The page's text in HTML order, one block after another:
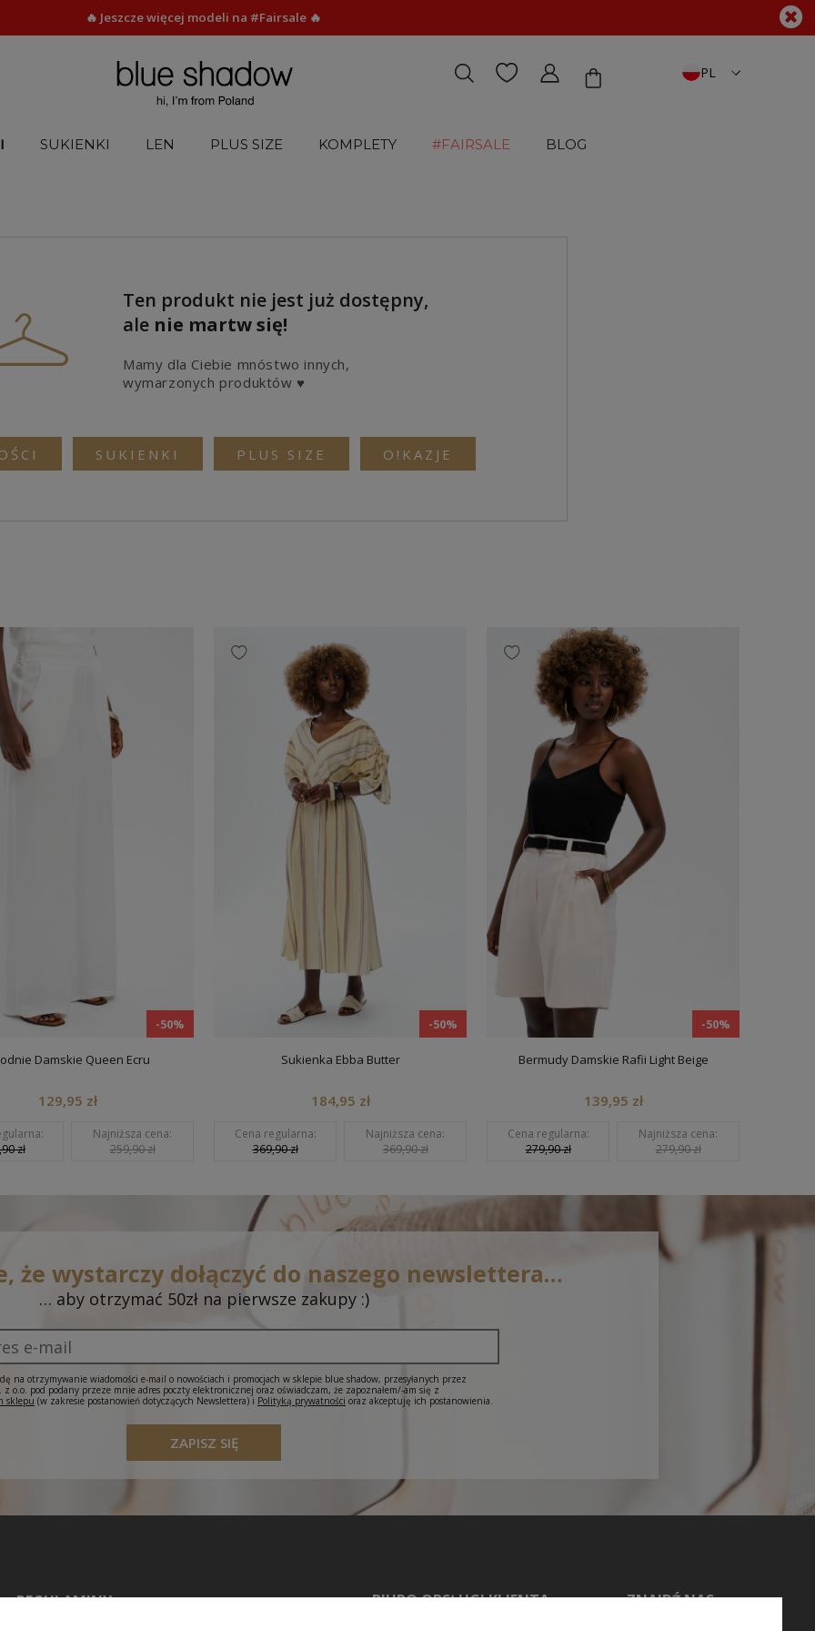
🔥 Jeszcze więcej modeli na #Fairsale 🔥
PL
SUKIENKI LEN PLUS SIZE KOMPLETY #FAIRSALE BLOG
Ten produkt nie jest już dostępny,
ale nie martw się!
Mamy dla Ciebie mnóstwo innych,
wymarzonych produktów ♥
SUKIENKI PLUS SIZE O!KAZJE
-50%
Damskie Queen Ecru
129,95 zł
Najniższa cena:
259,90 zł
-50%
Sukienka Ebba Butter
184,95 zł
Cena regularna:
369,90 zł
Najniższa cena:
369,90 zł
-50%
Bermudy Damskie Rafii Light Beige
139,95 zł
Cena regularna:
279,90 zł
Najniższa cena:
279,90 zł
że wystarczy dołączyć do naszego newslettera…
… aby otrzymać 50zł na pierwsze zakupy :)
na otrzymywanie wiadomości e-mail o nowościach i promocjach w sklepie blue shadow, przesyłanych przez
z o.o. pod podany przeze mnie adres poczty elektronicznej oraz oświadczam, że zapoznałem/-am się z
sklepu (w zakresie postanowień dotyczących Newslettera) i Polityką prywatności oraz akceptuję ich postanowienia.
ZAPISZ SIĘ
REGULAMINY BIURO OBSŁUGI KLIENTA ZNAJDŹ NAS